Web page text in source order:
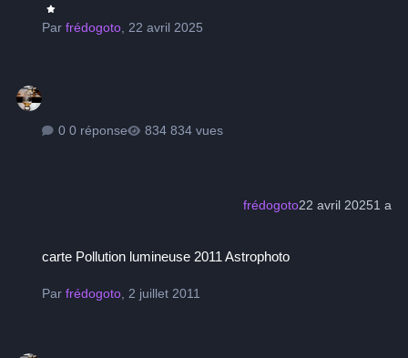
Parfrédogoto,22 avril 2025
0 réponse 834 vues
frédogoto22 avril 20251 a
carte Pollution lumineuse 2011 Astrophoto
Parfrédogoto,2 juillet 2011